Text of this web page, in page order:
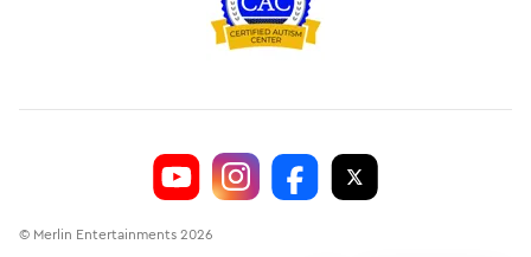
© Merlin Entertainments 2026